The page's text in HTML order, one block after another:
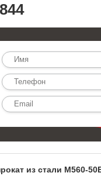
из стали M560-